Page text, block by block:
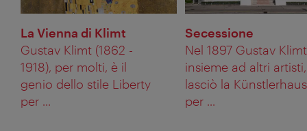
La Vienna di Klimt
Gustav Klimt (1862 -
1918), per molti, è il
genio dello stile Liberty
per ...
Secessione
Nel 1897 Gustav
insieme ad altri artisti,
lasciò la Künstlerhaus
per ...